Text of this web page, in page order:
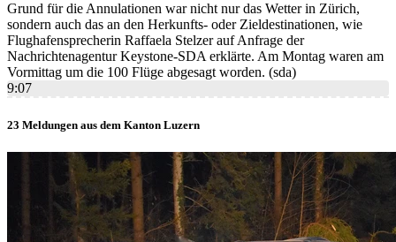
Grund für die Annulationen war nicht nur das Wetter in Zürich,
sondern auch das an den Herkunfts- oder Zieldestinationen, wie
Flughafensprecherin Raffaela Stelzer auf Anfrage der
Nachrichtenagentur Keystone-SDA erklärte. Am Montag waren am
Vormittag um die 100 Flüge abgesagt worden. (sda)
9:07
23 Meldungen aus dem Kanton Luzern